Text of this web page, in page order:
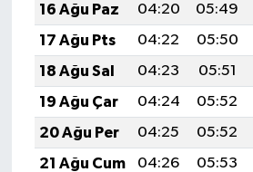
16 Ağu Paz
04:20 05:49
17 Ağu Pts
04:22 05:50
18 Ağu Sal
04:23 05:51
19 Ağu Çar
04:24 05:52
20 Ağu Per
04:25 05:52
21 Ağu Cum
04:26 05:53